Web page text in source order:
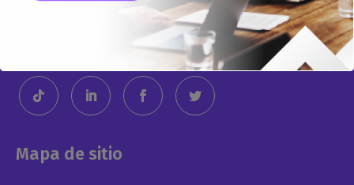
Mapa de sitio